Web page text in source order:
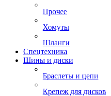
Прочее
Хомуты
Шланги
Спецтехника
Шины и диски
Браслеты и цепи
Крепеж для дисков